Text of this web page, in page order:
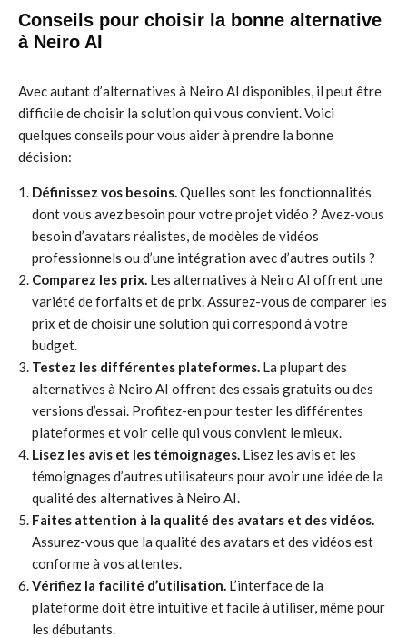
Conseils pour choisir la bonne alternative
à Neiro AI
Avec autant d’alternatives à Neiro AI disponibles, il peut être
difficile de choisir la solution qui vous convient. Voici
quelques conseils pour vous aider à prendre la bonne
décision:
Définissez vos besoins.Quelles sont les fonctionnalités
dont vous avez besoin pour votre projet vidéo ? Avez-vous
besoin d’avatars réalistes, de modèles de vidéos
professionnels ou d’une intégration avec d’autres outils ?
Comparez les prix. Les alternatives à Neiro AI offrent une
variété de forfaits et de prix. Assurez-vous de comparer les
prix et de choisir une solution qui correspond à votre
budget.
Testez les différentes plateformes. La plupart des
alternatives à Neiro AI offrent des essais gratuits ou des
versions d’essai. Profitez-en pour tester les différentes
plateformes et voir celle qui vous convient le mieux.
Lisez les avis et les témoignages. Lisez les avis et les
témoignages d’autres utilisateurs pour avoir une idée de la
qualité des alternatives à Neiro AI.
Faites attention à la qualité des avatars et des vidéos.
Assurez-vous que la qualité des avatars et des vidéos est
conforme à vos attentes.
Vérifiez la facilité d’utilisation. L’interface de la
plateforme doit être intuitive et facile à utiliser, même pour
les débutants.